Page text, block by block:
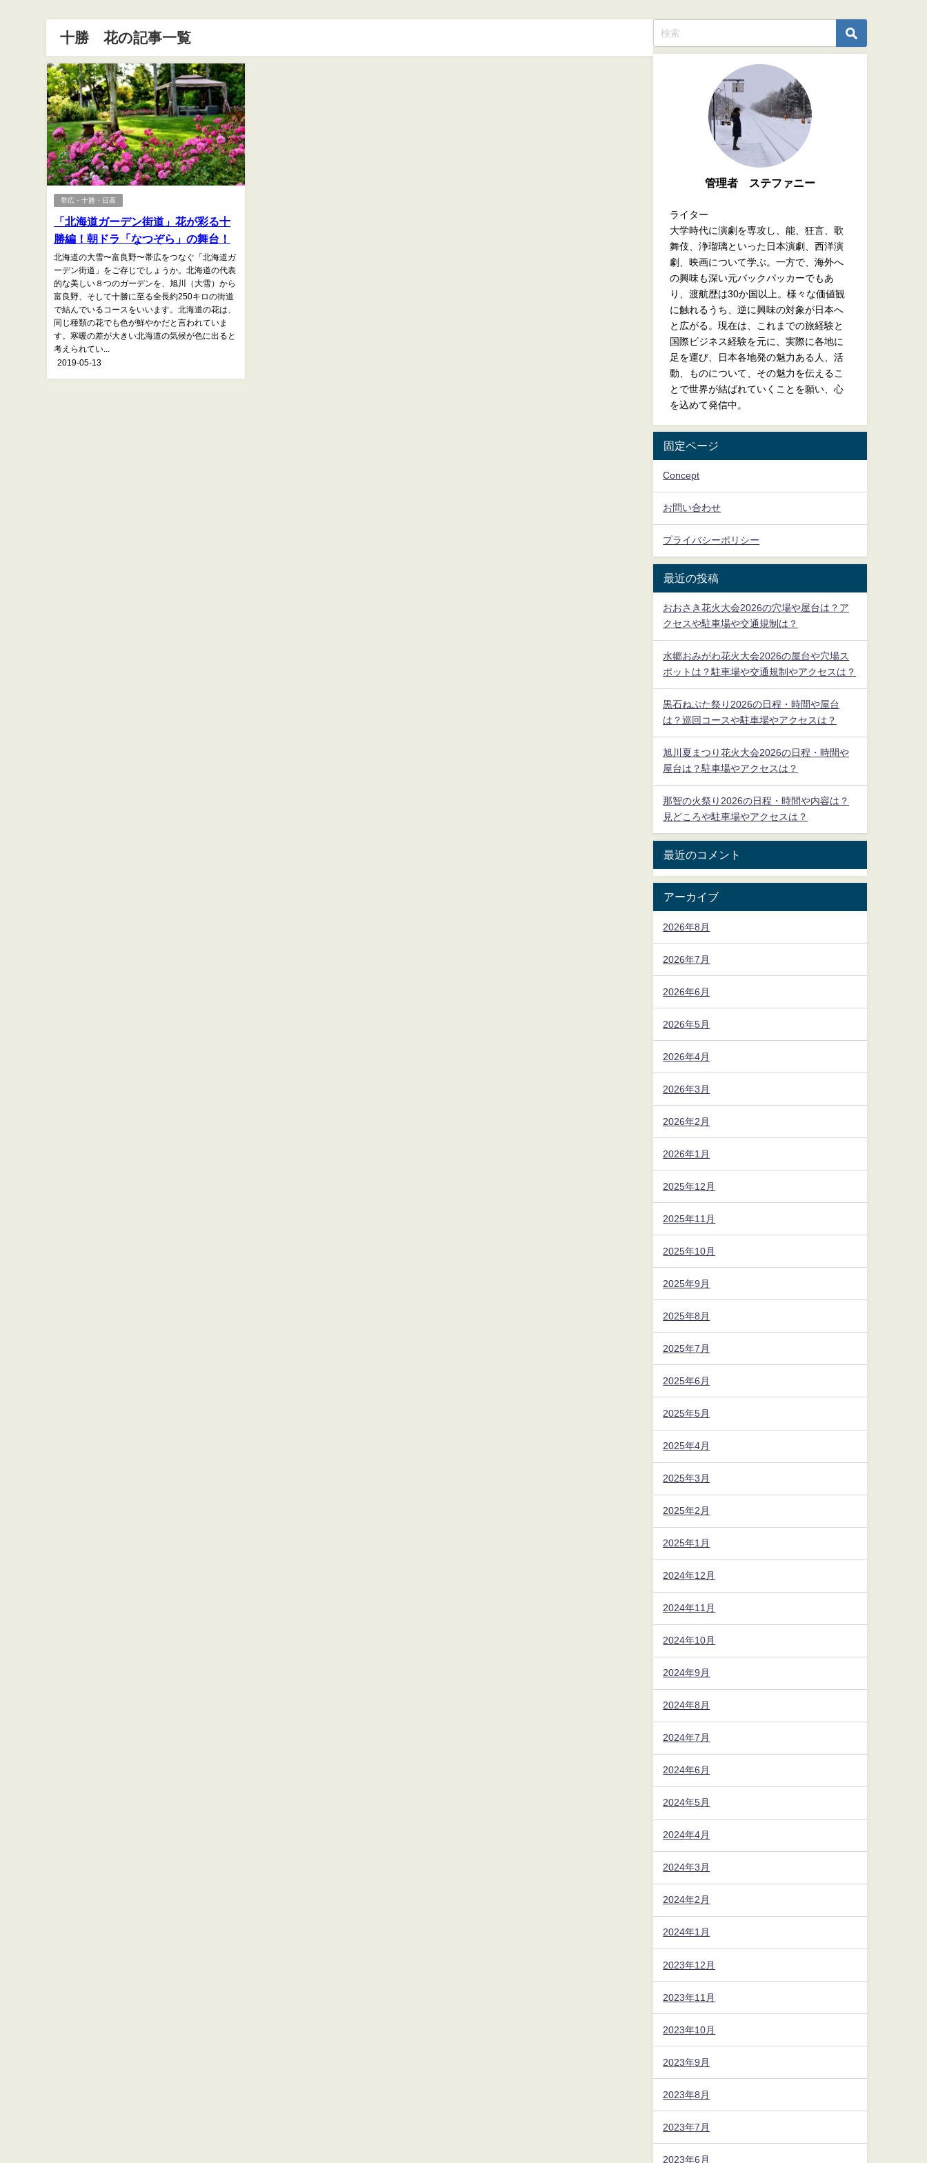
十勝 花の記事一覧
帯広・十勝・日高
「北海道ガーデン街道」花が彩る十
勝編！朝ドラ「なつぞら」の舞台！
北海道の大雪〜富良野〜帯広をつなぐ「北海道ガ
ーデン街道」をご存じでしょうか。北海道の代表
的な美しい８つのガーデンを、旭川（大雪）から
富良野、そして十勝に至る全長約250キロの街道
で結んでいるコースをいいます。北海道の花は、
同じ種類の花でも色が鮮やかだと言われていま
す。寒暖の差が大きい北海道の気候が色に出ると
考えられてい...
2019-05-13
管理者 ステファニー
ライター
大学時代に演劇を専攻し、能、狂言、歌
舞伎、浄瑠璃といった日本演劇、西洋演
劇、映画について学ぶ。一方で、海外へ
の興味も深い元バックパッカーでもあ
り、渡航歴は30か国以上。様々な価値観
に触れるうち、逆に興味の対象が日本へ
と広がる。現在は、これまでの旅経験と
国際ビジネス経験を元に、実際に各地に
足を運び、日本各地発の魅力ある人、活
動、ものについて、その魅力を伝えるこ
とで世界が結ばれていくことを願い、心
を込めて発信中。
固定ページ
Concept
お問い合わせ
プライバシーポリシー
最近の投稿
おおさき花火大会2026の穴場や屋台は？ア
クセスや駐車場や交通規制は？
水郷おみがわ花火大会2026の屋台や穴場ス
ポットは？駐車場や交通規制やアクセスは？
黒石ねぷた祭り2026の日程・時間や屋台
は？巡回コースや駐車場やアクセスは？
旭川夏まつり花火大会2026の日程・時間や
屋台は？駐車場やアクセスは？
那智の火祭り2026の日程・時間や内容は？
見どころや駐車場やアクセスは？
最近のコメント
アーカイブ
2026年8月
2026年7月
2026年6月
2026年5月
2026年4月
2026年3月
2026年2月
2026年1月
2025年12月
2025年11月
2025年10月
2025年9月
2025年8月
2025年7月
2025年6月
2025年5月
2025年4月
2025年3月
2025年2月
2025年1月
2024年12月
2024年11月
2024年10月
2024年9月
2024年8月
2024年7月
2024年6月
2024年5月
2024年4月
2024年3月
2024年2月
2024年1月
2023年12月
2023年11月
2023年10月
2023年9月
2023年8月
2023年7月
2023年6月